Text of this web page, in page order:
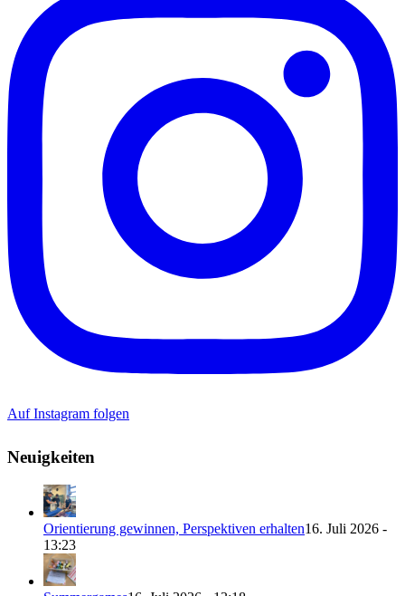
Auf Instagram folgen
Neuigkeiten
Orientierung gewinnen, Perspektiven erhalten16. Juli 2026 -
13:23